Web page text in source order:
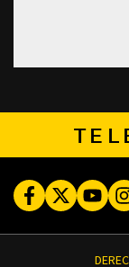
FacebookTwitter